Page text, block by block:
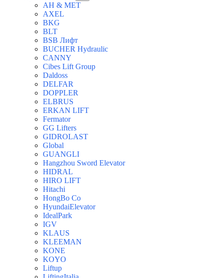
AH & MET
AXEL
BKG
BLT
BSB Лифт
BUCHER Hydraulic
CANNY
Cibes Lift Group
Daldoss
DELFAR
DOPPLER
ELBRUS
ERKAN LIFT
Fermator
GG Lifters
GIDROLAST
Global
GUANGLI
Hangzhou Sword Elevator
HIDRAL
HIRO LIFT
Hitachi
HongBo Co
HyundaiElevator
IdealPark
IGV
KLAUS
KLEEMAN
KONE
KOYO
Liftup